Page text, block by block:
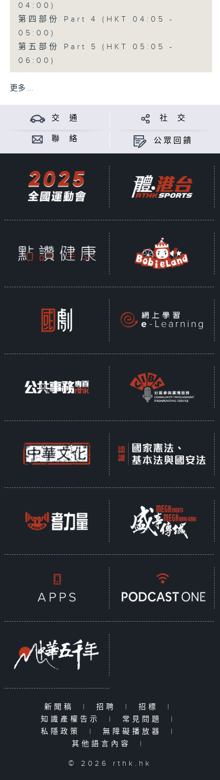
04:00)
第四部份 Part 4 (HKT 04:05 -
05:00)
第五部份 Part 5 (HKT 05:05 -
06:00)
更多 ...
交 通 社 交
聯 絡 公眾回饋
新聞稿 | 招聘 | 招標
|
知識產權告示
| 常見問題
|
私隱政策
| 無障礙播放器
|
其他語言內容
|
© 2026 rthk.hk